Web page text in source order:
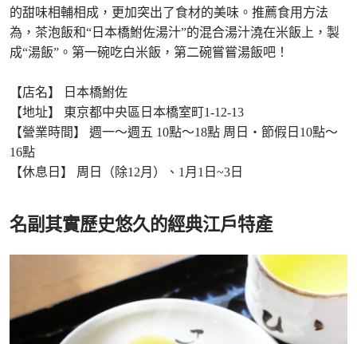
的甜味相輔相成，更加突出了食材的美味。推薦食用方法
為，茶泡飯和“日本橋鮒佐湯汁”的混合湯汁澆在米飯上，製
成“湯飯”。第一碗吃白米飯，第二碗嘗嘗湯飯吧！
【店名】 日本橋鮒佐
【地址】 東京都中央區日本橋室町1-12-13
【營業時間】 週一～週五 10點～18點 周日・節假日10點～
16點
【休息日】 周日（除12月）、1月1日~3日
名副其實歷史悠久的經典江戶特產